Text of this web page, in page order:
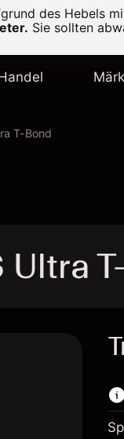
des Hebels
Sie sollten
T-Bond
Ultra